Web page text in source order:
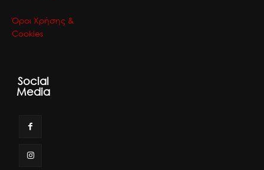
Όροι Χρήσης &
Cookies
Social
Media